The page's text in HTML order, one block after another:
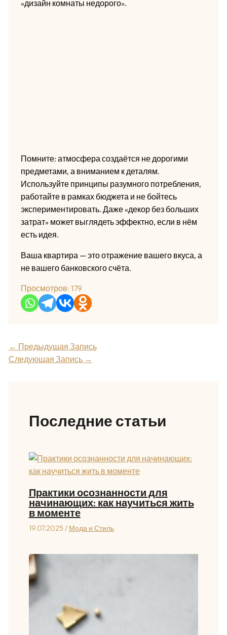
«дизайн комнаты недорого».
Помните: атмосфера создаётся не дорогими
предметами, а вниманием к деталям.
Используйте принципы разумного потребления,
работайте в рамках бюджета и не бойтесь
экспериментировать. Даже «декор без больших
затрат» может выглядеть эффектно, если в нём
есть идея.
Ваша квартира — это отражение вашего вкуса, а
не вашего банковского счёта.
Просмотров: 179
← Предыдущая Запись
Следующая Запись →
Последние статьи
Практики осознанности для
начинающих: как научиться жить
в моменте
19.07.2025 / Мода и Стиль